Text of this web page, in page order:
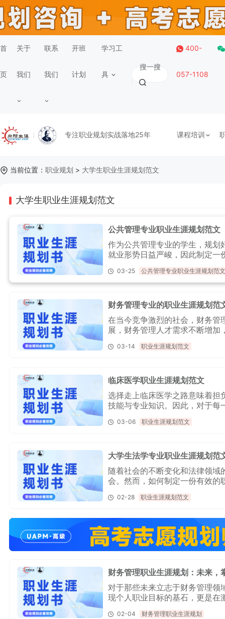
首
页
关于
我们
联系
我们
开班
计划
学习工
具
400-
057-1108
专注职业规划实战落地25年 课程培训
当前位置： 职业规划 > 大学生职业生涯规划范文
大学生职业生涯规划范文
公共管理专业职业生涯规划范文
作为公共管理专业的学生，规划
就业形势日益严峻，因此制定一
益的参考和指导，一起来了解一
03-25 公共管理专业职业生涯规划范文
财务管理专业的职业生涯规划范
在当今竞争激烈的社会，财务管
展，财务管理人才需求不断增
03-14 职业生涯规划范文
临床医学职业生涯规划范文
选择走上临床医学之路意味着担
技能与专业知识。因此，对于每
有效的个人发展计划，进而在医
03-06 职业生涯规划范文
大学生法学专业职业生涯规划范
随着社会的不断变化和法律领
会。然而，如何制定一份有效的
来了解一下！希望能对大家有所
02-28 职业生涯规划范文
财务管理职业生涯规划：未来，
对于那些未来立志于财务管理领
现个人职业目标的基石，更是在
02-04 财务管理职业生涯规划